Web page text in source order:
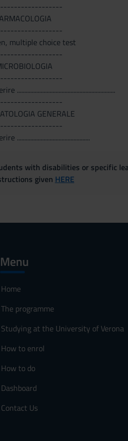
multiple choice test
..................................................................
GENERALE
.................................................
with disabilities or specific
given HERE
Menu
Home
The programme
Studying at the University of Verona
How to enrol
How to do
Dashboard
Contact Us